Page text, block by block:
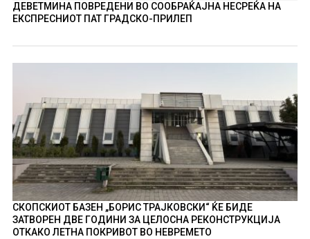
ДЕВЕТМИНА ПОВРЕДЕНИ ВО СООБРАЌАЈНА НЕСРЕЌА НА
ЕКСПРЕСНИОТ ПАТ ГРАДСКО-ПРИЛЕП
СКОПСКИОТ БАЗЕН „БОРИС ТРАЈКОВСКИ“ ЌЕ БИДЕ
ЗАТВОРЕН ДВЕ ГОДИНИ ЗА ЦЕЛОСНА РЕКОНСТРУКЦИЈА
ОТКАКО ЛЕТНА ПОКРИВОТ ВО НЕВРЕМЕТО